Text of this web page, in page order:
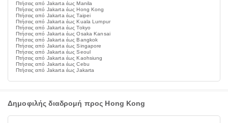
Πτήσεις από Jakarta έως Manila
Πτήσεις από Jakarta έως Hong Kong
Πτήσεις από Jakarta έως Taipei
Πτήσεις από Jakarta έως Kuala Lumpur
Πτήσεις από Jakarta έως Tokyo
Πτήσεις από Jakarta έως Osaka Kansai
Πτήσεις από Jakarta έως Bangkok
Πτήσεις από Jakarta έως Singapore
Πτήσεις από Jakarta έως Seoul
Πτήσεις από Jakarta έως Kaohsiung
Πτήσεις από Jakarta έως Cebu
Πτήσεις από Jakarta έως Jakarta
Δημοφιλής διαδρομή προς Hong Kong